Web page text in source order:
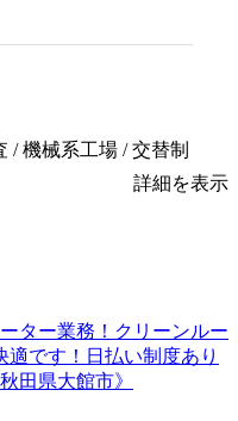
/ 機械系工場 / 交替制
詳細を表示